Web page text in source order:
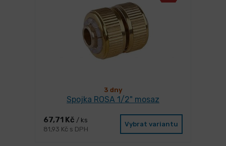
3 dny
Spojka ROSA 1/2" mosaz
67,71 Kč / ks
81,93 Kč s DPH
Vybrat variantu